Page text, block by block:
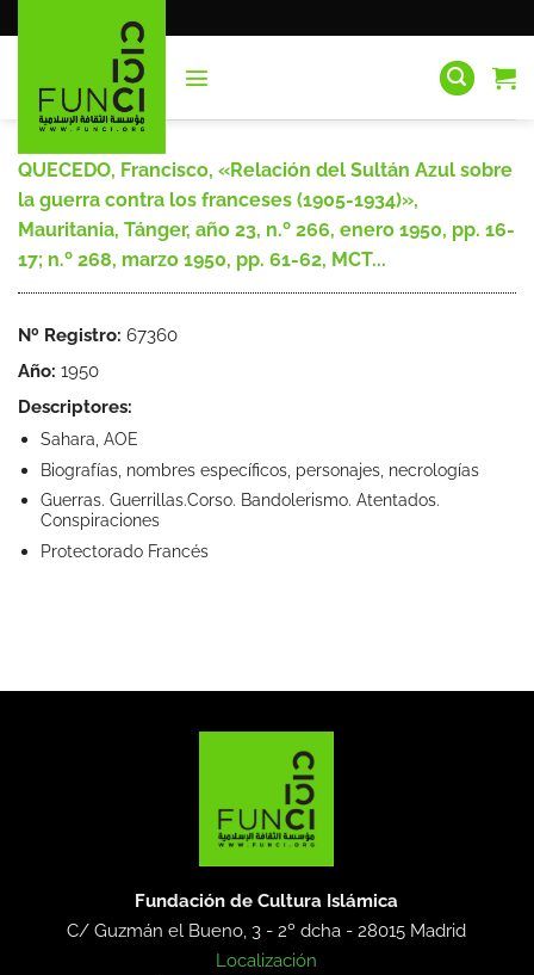
al
QUECEDO, Francisco, «Relación del Sultán Azul sobre
la guerra contra los franceses (1905-1934)»,
Mauritania, Tánger, año 23, n.º 266, enero 1950, pp. 16-
17; n.º 268, marzo 1950, pp. 61-62, MCT...
Nº Registro: 67360
Año: 1950
Descriptores:
Sahara, AOE
Biografías, nombres específicos, personajes, necrologías
Guerras. Guerrillas.Corso. Bandolerismo. Atentados.
Conspiraciones
Protectorado Francés
Fundación de Cultura Islámica
C/ Guzmán el Bueno, 3 - 2º dcha -28015 Madrid
Localización